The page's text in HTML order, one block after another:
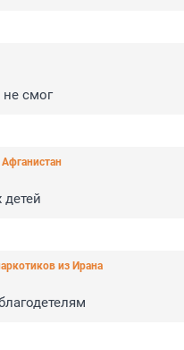
не смог
из Ирана